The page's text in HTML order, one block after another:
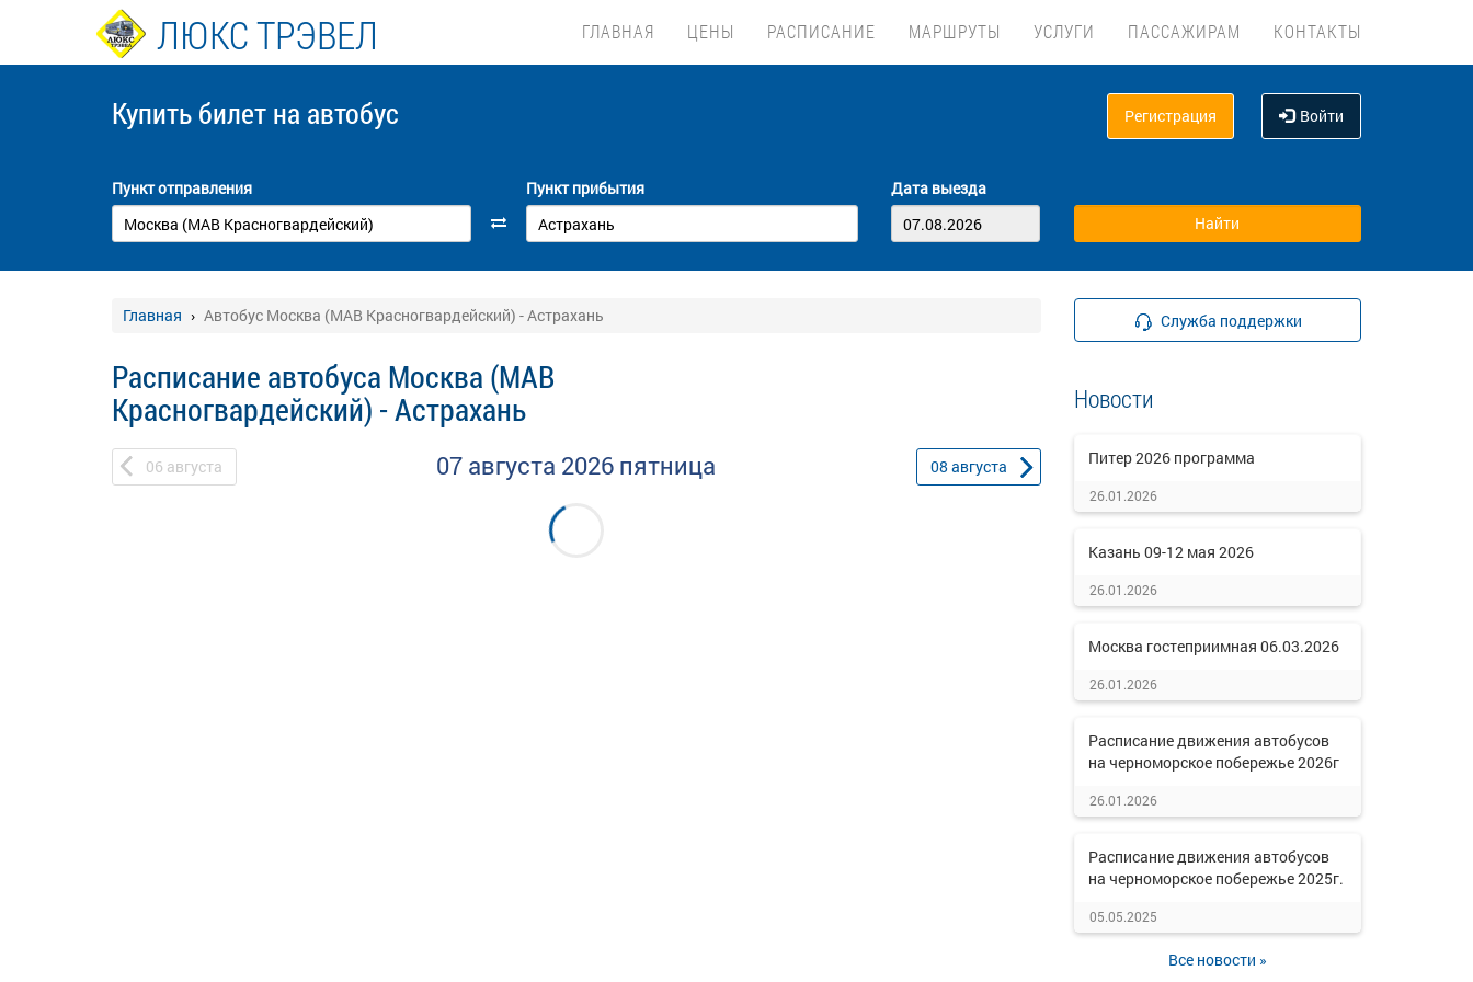
ЛЮКС ТРЭВЕЛ ГЛАВНАЯ ЦЕНЫ РАСПИСАНИЕ МАРШРУТЫ УСЛУГИ ПАССАЖИРАМ КОНТАКТЫ
Купить билет на автобус Регистрация Войти
Пункт отправления Пункт прибытия Дата выезда
Главная Автобус Москва (МАВ Красногвардейский) - Астрахань
Расписание автобуса Москва (МАВ
Красногвардейский) - Астрахань
06 августа 07 августа 2026 пятница 08 августа
Служба поддержки
Новости
Питер 2026 программа
26.01.2026
Казань 09-12 мая 2026
26.01.2026
Москва гостеприимная 06.03.2026
26.01.2026
Расписание движения автобусов
на черноморское побережье 2026г
26.01.2026
Расписание движения автобусов
на черноморское побережье 2025г.
05.05.2025
Все новости »